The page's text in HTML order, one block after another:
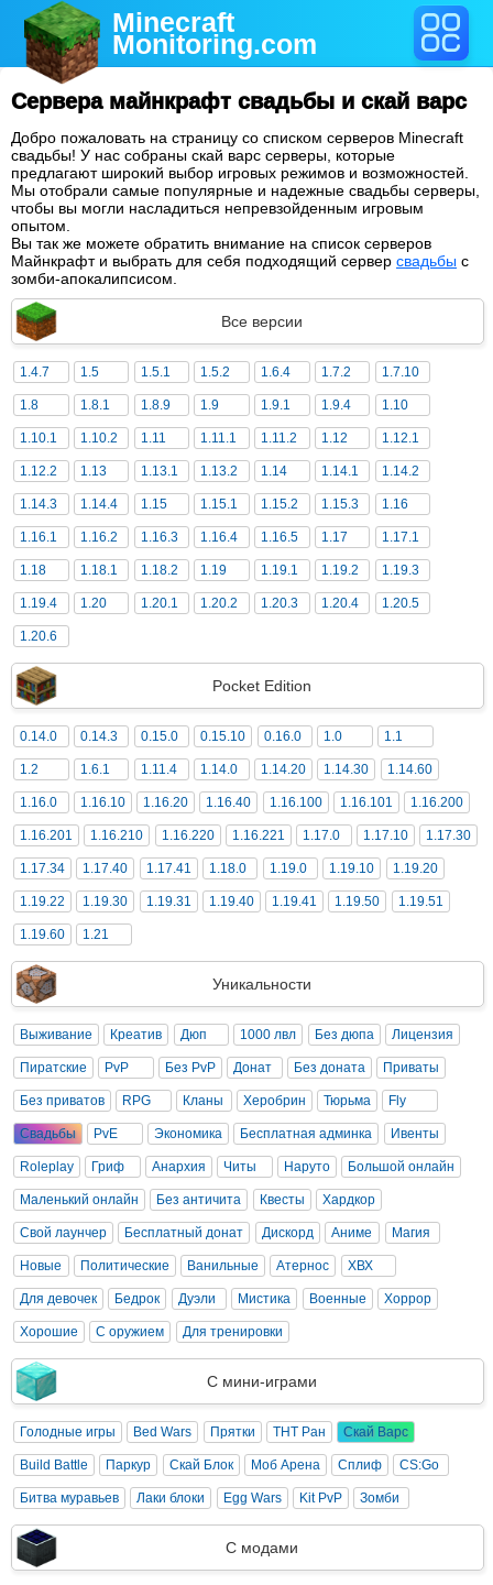
Minecraft
Monitoring.com
Сервера майнкрафт свадьбы и скай варс
Добро пожаловать на страницу со списком серверов Minecraft
свадьбы! У нас собраны скай варс серверы, которые
предлагают широкий выбор игровых режимов и возможностей.
Мы отобрали самые популярные и надежные свадьбы серверы,
чтобы вы могли насладиться непревзойденным игровым
опытом.
Вы так же можете обратить внимание на список серверов
Майнкрафт и выбрать для себя подходящий сервер свадьбы с
зомби-апокалипсисом.
Все версии
1.4.7 1.5 1.5.1 1.5.2 1.6.4 1.7.2 1.7.10
1.8 1.8.1 1.8.9 1.9 1.9.1 1.9.4 1.10
1.10.1 1.10.2 1.11 1.11.1 1.11.2 1.12 1.12.1
1.12.2 1.13 1.13.1 1.13.2 1.14 1.14.1 1.14.2
1.14.3 1.14.4 1.15 1.15.1 1.15.2 1.15.3 1.16
1.16.1 1.16.2 1.16.3 1.16.4 1.16.5 1.17 1.17.1
1.18 1.18.1 1.18.2 1.19 1.19.1 1.19.2 1.19.3
1.19.4 1.20 1.20.1 1.20.2 1.20.3 1.20.4 1.20.5
1.20.6
Pocket Edition
0.14.0 0.14.3 0.15.0 0.15.10 0.16.0 1.0 1.1
1.2 1.6.1 1.11.4 1.14.0 1.14.20 1.14.30 1.14.60
1.16.0 1.16.10 1.16.20 1.16.40 1.16.100 1.16.101 1.16.200
1.16.201 1.16.210 1.16.220 1.16.221 1.17.0 1.17.10 1.17.30
1.17.34 1.17.40 1.17.41 1.18.0 1.19.0 1.19.10 1.19.20
1.19.22 1.19.30 1.19.31 1.19.40 1.19.41 1.19.50 1.19.51
1.19.60 1.21
Уникальности
Выживание Креатив Дюп 1000 лвл Без дюпа Лицензия
Пиратские PvP Без PvP Донат Без доната Приваты
Без приватов RPG Кланы Херобрин Тюрьма Fly
Свадьбы PvE Экономика Бесплатная админка Ивенты
Roleplay Гриф Анархия Читы Наруто Большой онлайн
Маленький онлайн Без античита Квесты Хардкор
Свой лаунчер Бесплатный донат Дискорд Аниме Магия
Новые Политические Ванильные Атернос ХВХ
Для девочек Бедрок Дуэли Мистика Военные Хоррор
Хорошие С оружием Для тренировки
С мини-играми
Голодные игры Bed Wars Прятки ТНТ Ран Скай Варс
Build Battle Паркур Скай Блок Моб Арена Сплиф CS:Go
Битва муравьев Лаки блоки Egg Wars Kit PvP Зомби
С модами